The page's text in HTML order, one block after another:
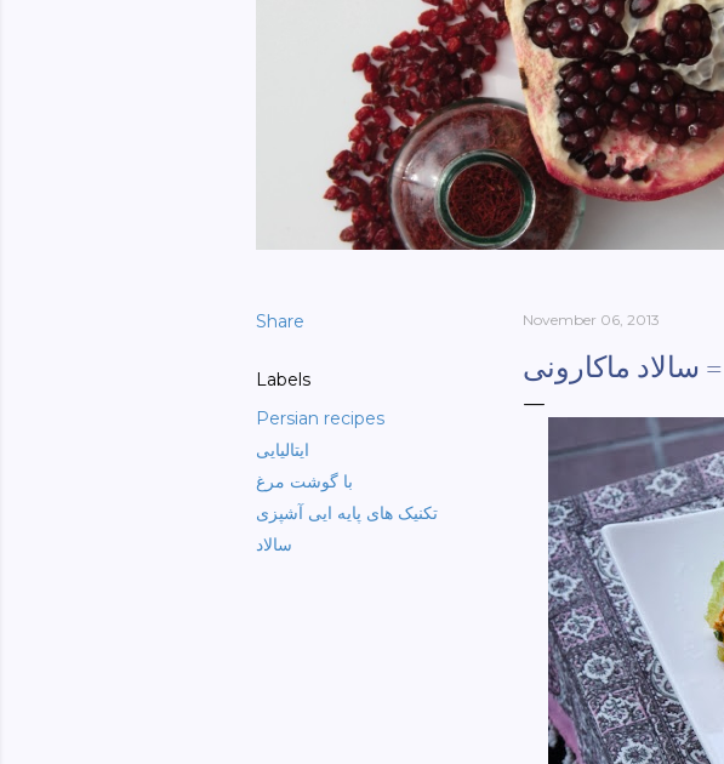
Share
Labels
Persian recipes
ایتالیایی
با گوشت مرغ
تکنیک های پایه ایی آشپزی
سالاد
November 06, 2013
سالاد ماکارونی